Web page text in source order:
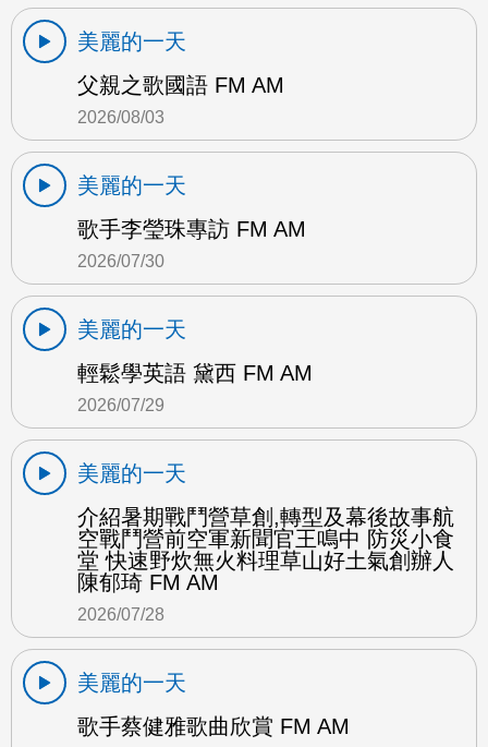
美麗的一天
父親之歌國語 FM AM
2026/08/03
美麗的一天
歌手李瑩珠專訪 FM AM
2026/07/30
美麗的一天
輕鬆學英語 黛西 FM AM
2026/07/29
美麗的一天
介紹暑期戰鬥營草創,轉型及幕後故事航
空戰鬥營前空軍新聞官王鳴中 防災小食
堂 快速野炊無火料理草山好土氣創辦人
陳郁琦 FM AM
2026/07/28
美麗的一天
歌手蔡健雅歌曲欣賞 FM AM